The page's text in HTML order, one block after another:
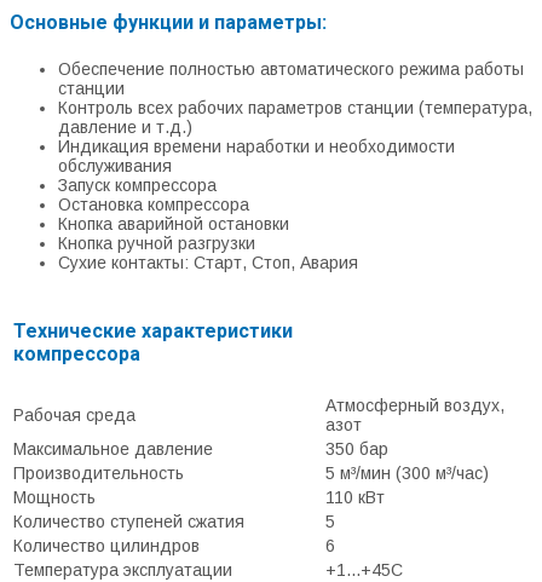
Основные функции и параметры:
Обеспечение полностью автоматического режима работы
станции
Контроль всех рабочих параметров станции (температура,
давление и т.д.)
Индикация времени наработки и необходимости
обслуживания
Запуск компрессора
Остановка компрессора
Кнопка аварийной остановки
Кнопка ручной разгрузки
Сухие контакты: Старт, Стоп, Авария
Технические характеристики
компрессора
Рабочая среда
Атмосферный воздух,
азот
Максимальное давление
350 бар
Производительность
5 м³/мин (300 м³/час)
Мощность
110 кВт
Количество ступеней сжатия
5
Количество цилиндров
6
Температура эксплуатации
+1...+45С